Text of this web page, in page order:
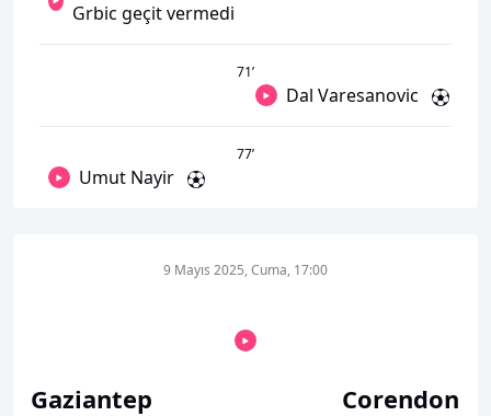
Grbic geçit vermedi
71’
Dal Varesanovic
77’
Umut Nayir
Gaziantep
9 Mayıs 2025, Cuma, 17:00
Corendon